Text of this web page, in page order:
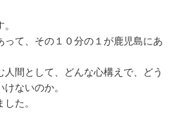
て、その１０分の１が鹿児島にあ
間として、どんな心構えで、どう
ないのか。
た。